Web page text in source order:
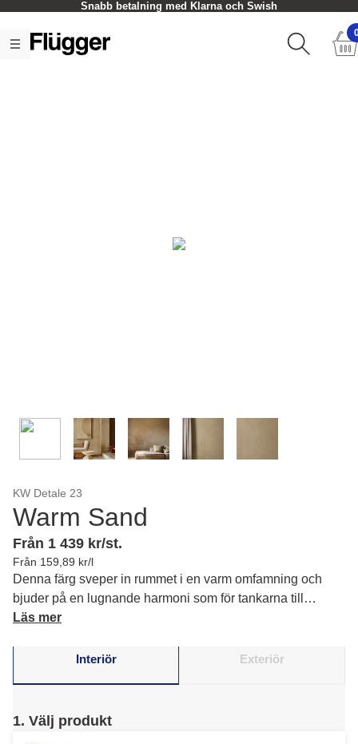
Snabb betalning med Klarna och Swish
KW Detale 23
Warm Sand
Från 1 439 kr/st.
Från 159,89 kr/l
Denna färg sveper in rummet i en varm omfamning och
bjuder på en lugnande harmoni som för tankarna till
stillsamma naturstunder.
Läs mer
Interiör Exteriör
1. Välj produkt